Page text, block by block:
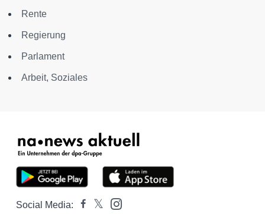
Rente
Regierung
Parlament
Arbeit, Soziales
Social Media: